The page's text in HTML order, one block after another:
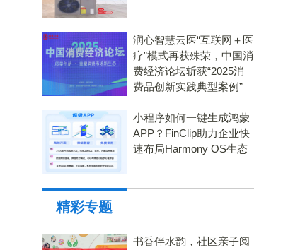
润心智慧云医“互联网＋医
疗”模式再获殊荣，中国消
费经济论坛斩获“2025消
费品创新实践典型案例”
小程序如何一键生成鸿蒙
APP？FinClip助力企业快
速布局Harmony OS生态
精彩专题
书香伴水韵，社区亲子阅